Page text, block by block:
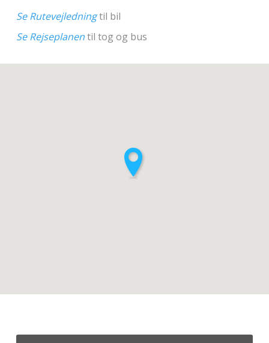
Se Rutevejledningtil bil
Se Rejseplanentil tog og bus